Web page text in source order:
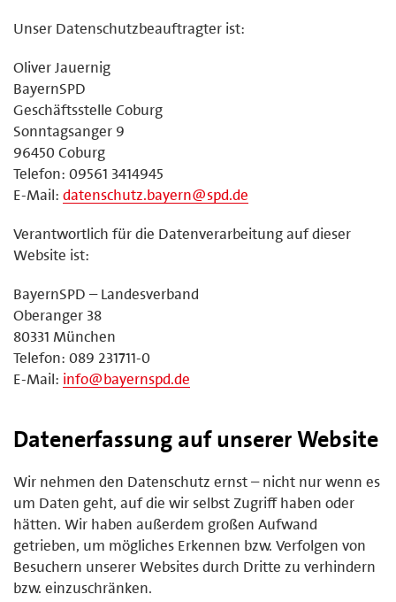
Unser Datenschutzbeauftragter ist:
Oliver Jauernig
BayernSPD
Geschäftsstelle Coburg
Sonntagsanger 9
96450 Coburg
Telefon: 09561 3414945
E-Mail: datenschutz.bayern@spd.de
Verantwortlich für die Datenverarbeitung auf dieser
Website ist:
BayernSPD – Landesverband
Oberanger 38
80331 München
Telefon: 089 231711-0
E-Mail: info@bayernspd.de
Datenerfassung auf unserer Website
Wir nehmen den Datenschutz ernst – nicht nur wenn es
um Daten geht, auf die wir selbst Zugriff haben oder
hätten. Wir haben außerdem großen Aufwand
getrieben, um mögliches Erkennen bzw. Verfolgen von
Besuchern unserer Websites durch Dritte zu verhindern
bzw. einzuschränken.